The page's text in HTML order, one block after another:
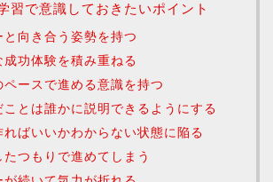
習で意識しておきたいポイント
と向き合う姿勢を持つ
成功体験を積み重ねる
ペースで進める意識を持つ
ことは誰かに説明できるようにする
ればいいかわからない状態に陥る
たつもりで進めてしまう